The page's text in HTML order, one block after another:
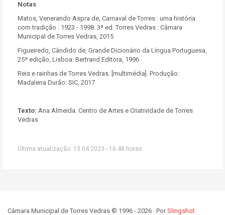
Notas
Matos, Venerando Aspra de, Carnaval de Torres : uma história
com tradição : 1923 - 1998. 3ª ed. Torres Vedras : Câmara
Municipal de Torres Vedras, 2015
Figueiredo, Cândido de, Grande Dicionário da Língua Portuguesa,
25ª edição, Lisboa: Bertrand Editora, 1996
Reis e rainhas de Torres Vedras. [multimédia]. Produção:
Madalena Durão: SIC, 2017
Texto: Ana Almeida. Centro de Artes e Criatividade de Torres
Vedras
Última atualização: 13.04.2023 - 16:48 horas
Câmara Municipal de Torres Vedras © 1996 - 2026 · PorSlingshot